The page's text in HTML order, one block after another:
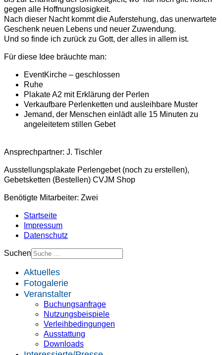
gegen alle Hoffnungslosigkeit.
Nach dieser Nacht kommt die Auferstehung, das unerwartete
Geschenk neuen Lebens und neuer Zuwendung.
Und so finde ich zurück zu Gott, der alles in allem ist.
Für diese Idee bräuchte man:
EventKirche – geschlossen
Ruhe
Plakate A2 mit Erklärung der Perlen
Verkaufbare Perlenketten und ausleihbare Muster
Jemand, der Menschen einlädt alle 15 Minuten zu
angeleitetem stillen Gebet
Ansprechpartner: J. Tischler
Ausstellungsplakate Perlengebet (noch zu erstellen),
Gebetsketten (Bestellen) CVJM Shop
Benötigte Mitarbeiter: Zwei
Startseite
Impressum
Datenschutz
Suchen
Aktuelles
Fotogalerie
Veranstalter
Buchungsanfrage
Nutzungsbeispiele
Verleihbedingungen
Ausstattung
Downloads